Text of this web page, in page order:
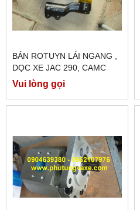
BÁN ROTUYN LÁI NGANG ,
DỌC XE JAC 290, CAMC
380 PS
Vui lòng gọi